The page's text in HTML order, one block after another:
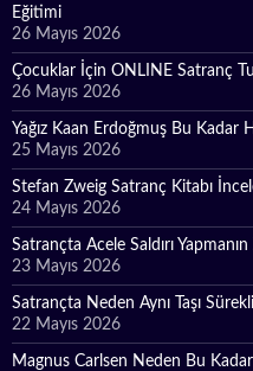
Eğitimi
26 Mayıs 2026
Çocuklar İçin ONLINE Satranç
26 Mayıs 2026
Yağız Kaan Erdoğmuş Bu Kadar
25 Mayıs 2026
Stefan Zweig Satranç Kitabı
24 Mayıs 2026
Satrançta Acele Saldırı
23 Mayıs 2026
Satrançta Neden Aynı Taşı
22 Mayıs 2026
Magnus Carlsen Neden Bu